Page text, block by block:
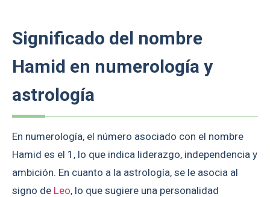
Significado del nombre
Hamid en numerología y
astrología
En numerología, el número asociado con el nombre
Hamid es el 1, lo que indica liderazgo, independencia y
ambición. En cuanto a la astrología, se le asocia al
signo de Leo, lo que sugiere una personalidad